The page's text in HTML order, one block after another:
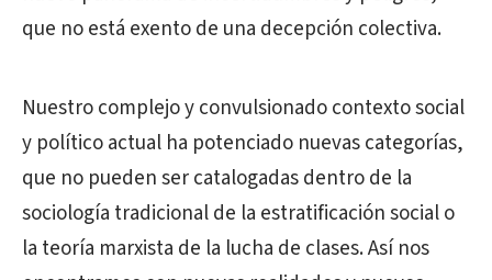
que no está exento de una decepción colectiva.
Nuestro complejo y convulsionado contexto social
y político actual ha potenciado nuevas categorías,
que no pueden ser catalogadas dentro de la
sociología tradicional de la estratificación social o
la teoría marxista de la lucha de clases. Así nos